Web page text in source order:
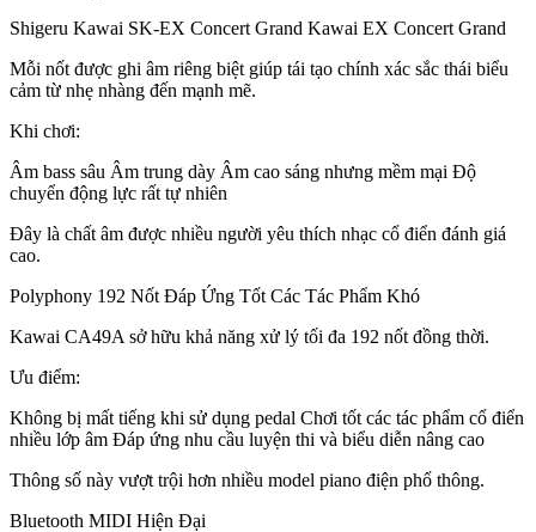
Shigeru Kawai SK-EX Concert Grand Kawai EX Concert Grand
Mỗi nốt được ghi âm riêng biệt giúp tái tạo chính xác sắc thái biểu
cảm từ nhẹ nhàng đến mạnh mẽ.
Khi chơi:
Âm bass sâu Âm trung dày Âm cao sáng nhưng mềm mại Độ
chuyển động lực rất tự nhiên
Đây là chất âm được nhiều người yêu thích nhạc cổ điển đánh giá
cao.
Polyphony 192 Nốt Đáp Ứng Tốt Các Tác Phẩm Khó
Kawai CA49A sở hữu khả năng xử lý tối đa 192 nốt đồng thời.
Ưu điểm:
Không bị mất tiếng khi sử dụng pedal Chơi tốt các tác phẩm cổ điển
nhiều lớp âm Đáp ứng nhu cầu luyện thi và biểu diễn nâng cao
Thông số này vượt trội hơn nhiều model piano điện phổ thông.
Bluetooth MIDI Hiện Đại